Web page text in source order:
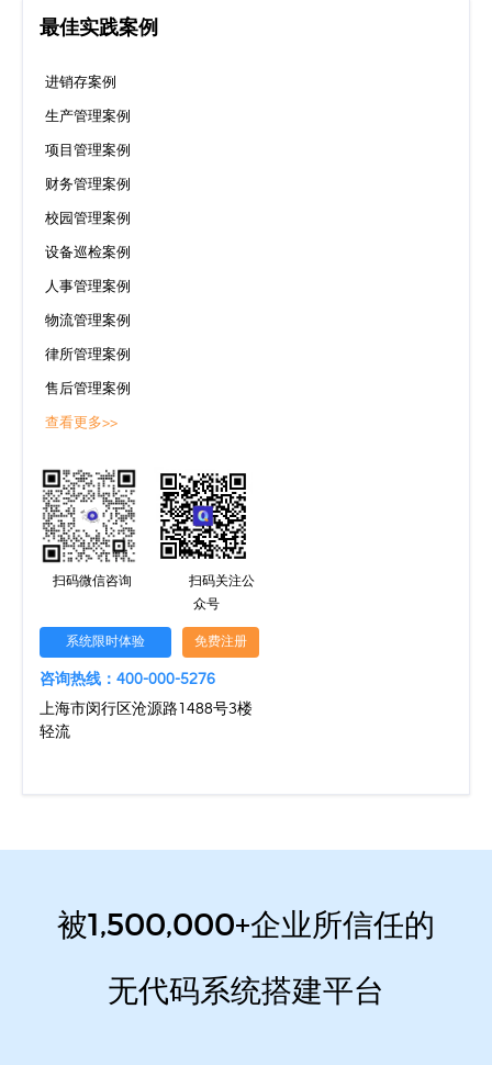
最佳实践案例
进销存案例
生产管理案例
项目管理案例
财务管理案例
校园管理案例
设备巡检案例
人事管理案例
物流管理案例
律所管理案例
售后管理案例
查看更多>>
扫码微信咨询
扫码关注公
众号
系统限时体验 免费注册
咨询热线：400-000-5276
上海市闵行区沧源路1488号3楼
轻流
被1,500,000+企业所信任的
无代码系统搭建平台